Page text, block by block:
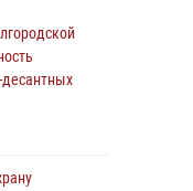
рассказали
жизни